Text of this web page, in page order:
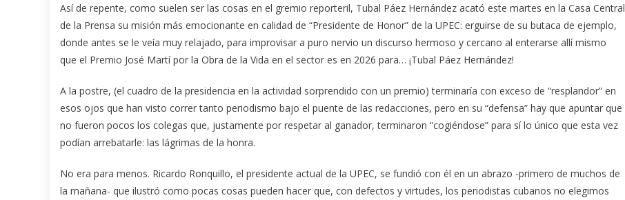
Así de repente, como suelen ser las cosas en el gremio reporteril, Tubal Páez Hernández acató este martes en la Casa Central
de la Prensa su misión más emocionante en calidad de “Presidente de Honor” de la UPEC: erguirse de su butaca de ejemplo,
donde antes se le veía muy relajado, para improvisar a puro nervio un discurso hermoso y cercano al enterarse allí mismo
que el Premio José Martí por la Obra de la Vida en el sector es en 2026 para… ¡Tubal Páez Hernández!
A la postre, (el cuadro de la presidencia en la actividad sorprendido con un premio) terminaría con exceso de “resplandor” en
esos ojos que han visto correr tanto periodismo bajo el puente de las redacciones, pero en su “defensa” hay que apuntar que
no fueron pocos los colegas que, justamente por respetar al ganador, terminaron “cogiéndose” para sí lo único que esta vez
podían arrebatarle: las lágrimas de la honra.
No era para menos. Ricardo Ronquillo, el presidente actual de la UPEC, se fundió con él en un abrazo -primero de muchos de
la mañana- que ilustró como pocas cosas pueden hacer que, con defectos y virtudes, los periodistas cubanos no elegimos